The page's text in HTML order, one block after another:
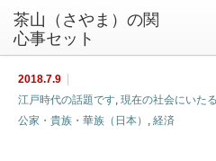
茶山（さやま）の関
心事セット
2018.7.9
江戸時代の話題です, 現在の社会にいた
公家・貴族・華族（日本） , 経済